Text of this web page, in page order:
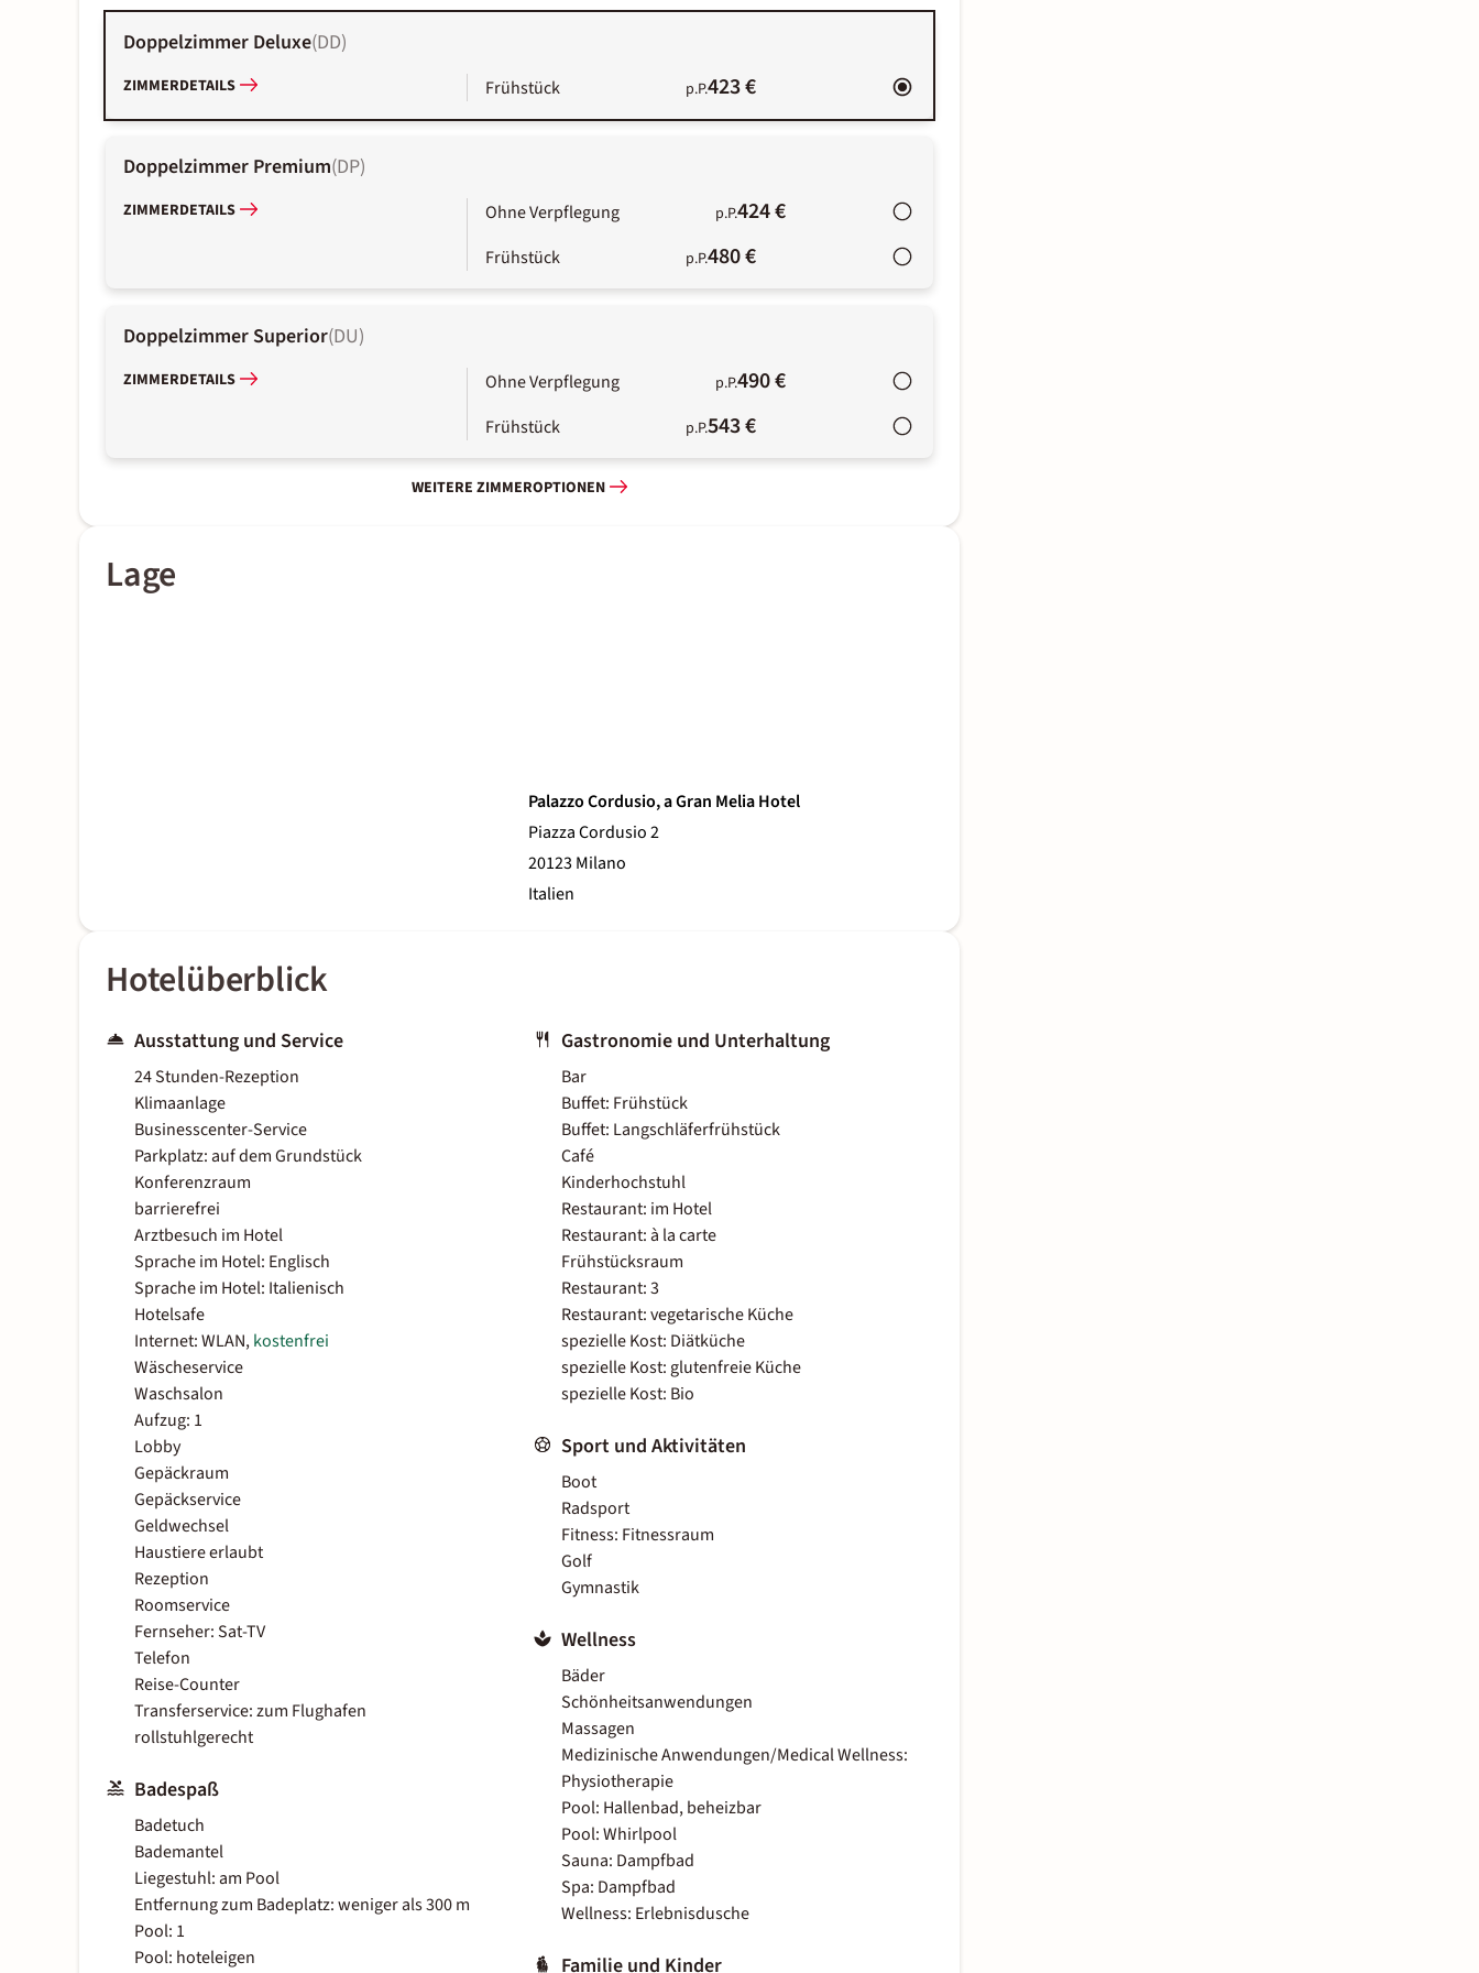
Doppelzimmer Deluxe(DD)
ZIMMERDETAILS Frühstück p.P.423 €
Doppelzimmer Premium(DP)
ZIMMERDETAILS Ohne Verpflegung p.P.424 €
Frühstück p.P.480 €
Doppelzimmer Superior(DU)
ZIMMERDETAILS Ohne Verpflegung p.P.490 €
Frühstück p.P.543 €
WEITERE ZIMMEROPTIONEN
Lage
Palazzo Cordusio, a Gran Melia Hotel
Piazza Cordusio 2
20123 Milano
Italien
Hotelüberblick
Ausstattung und Service
24 Stunden-Rezeption
Klimaanlage
Businesscenter-Service
Parkplatz: auf dem Grundstück
Konferenzraum
barrierefrei
Arztbesuch im Hotel
Sprache im Hotel: Englisch
Sprache im Hotel: Italienisch
Hotelsafe
Internet: WLAN,kostenfrei
Wäscheservice
Waschsalon
Aufzug: 1
Lobby
Gepäckraum
Gepäckservice
Geldwechsel
Haustiere erlaubt
Rezeption
Roomservice
Fernseher: Sat-TV
Telefon
Reise-Counter
Transferservice: zum Flughafen
rollstuhlgerecht
Badespaß
Badetuch
Bademantel
Liegestuhl: am Pool
Entfernung zum Badeplatz: weniger als 300 m
Pool: 1
Pool: hoteleigen
Gastronomie und Unterhaltung
Bar
Buffet: Frühstück
Buffet: Langschläferfrühstück
Café
Kinderhochstuhl
Restaurant: im Hotel
Restaurant: à la carte
Frühstücksraum
Restaurant: 3
Restaurant: vegetarische Küche
spezielle Kost: Diätküche
spezielle Kost: glutenfreie Küche
spezielle Kost: Bio
Sport und Aktivitäten
Boot
Radsport
Fitness: Fitnessraum
Golf
Gymnastik
Wellness
Bäder
Schönheitsanwendungen
Massagen
Medizinische Anwendungen/Medical Wellness:
Physiotherapie
Pool: Hallenbad, beheizbar
Pool: Whirlpool
Sauna: Dampfbad
Spa: Dampfbad
Wellness: Erlebnisdusche
Familie und Kinder